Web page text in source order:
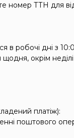
номер ТТН для
в робочі дні з
окрім
платіж):
поштового